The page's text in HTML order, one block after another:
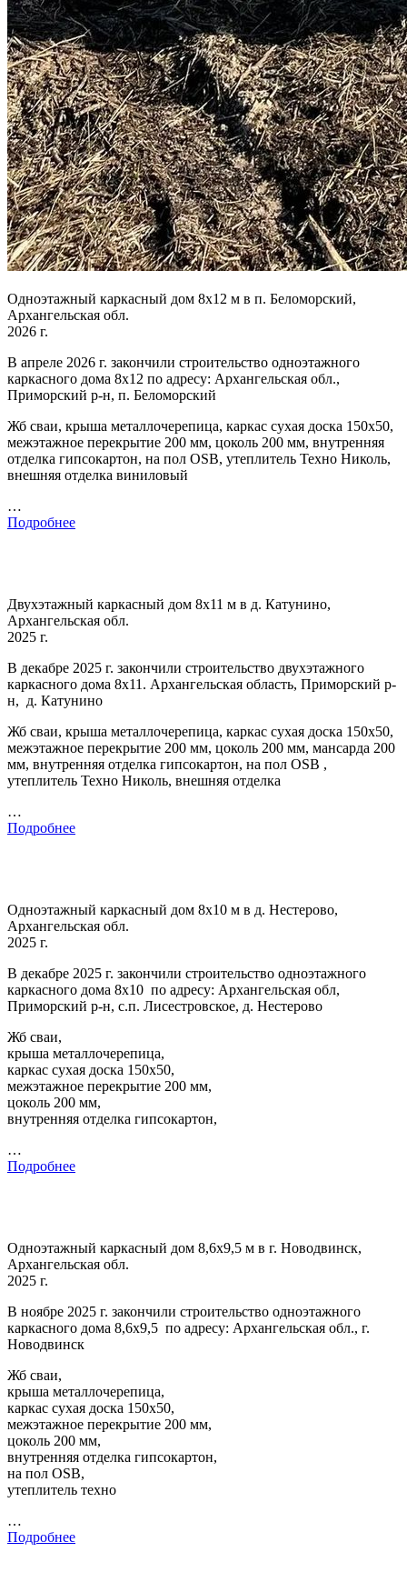
Одноэтажный каркасный дом 8х12 м в п. Беломорский,
Архангельская обл.
2026 г.
В апреле 2026 г. закончили строительство одноэтажного
каркасного дома 8х12 по адресу: Архангельская обл.,
Приморский р-н, п. Беломорский
Жб сваи, крыша металлочерепица, каркас сухая доска 150х50,
межэтажное перекрытие 200 мм, цоколь 200 мм, внутренняя
отделка гипсокартон, на пол OSB, утеплитель Техно Николь,
внешняя отделка виниловый
…
Подробнее
Двухэтажный каркасный дом 8х11 м в д. Катунино,
Архангельская обл.
2025 г.
В декабре 2025 г. закончили строительство двухэтажного
каркасного дома 8х11. Архангельская область, Приморский р-
н, д. Катунино
Жб сваи, крыша металлочерепица, каркас сухая доска 150х50,
межэтажное перекрытие 200 мм, цоколь 200 мм, мансарда 200
мм, внутренняя отделка гипсокартон, на пол OSB ,
утеплитель Техно Николь, внешняя отделка
…
Подробнее
Одноэтажный каркасный дом 8х10 м в д. Нестерово,
Архангельская обл.
2025 г.
В декабре 2025 г. закончили строительство одноэтажного
каркасного дома 8х10 по адресу: Архангельская обл,
Приморский р-н, с.п. Лисестровское, д. Нестерово
Жб сваи,
крыша металлочерепица,
каркас сухая доска 150х50,
межэтажное перекрытие 200 мм,
цоколь 200 мм,
внутренняя отделка гипсокартон,
…
Подробнее
Одноэтажный каркасный дом 8,6х9,5 м в г. Новодвинск,
Архангельская обл.
2025 г.
В ноябре 2025 г. закончили строительство одноэтажного
каркасного дома 8,6х9,5 по адресу: Архангельская обл., г.
Новодвинск
Жб сваи,
крыша металлочерепица,
каркас сухая доска 150х50,
межэтажное перекрытие 200 мм,
цоколь 200 мм,
внутренняя отделка гипсокартон,
на пол OSB,
утеплитель техно
…
Подробнее